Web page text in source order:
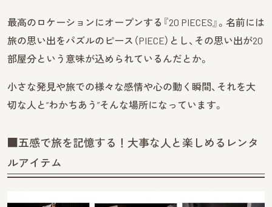
最高のロケーションにオープンする『20 PIECES』。名前には
旅の思い出をパズルのピース（PIECE）とし、その思い出が20
部屋分という意味が込められているんだとか。
小さな発見や旅での様々な感情や心の動く瞬間、それを大
切な人と“わかちあう”そんな場所になっています。
■五感で旅を記憶する！大事な人と楽しめるレンタ
ルアイテム